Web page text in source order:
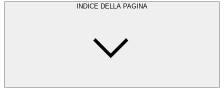
INDICE DELLA PAGINA